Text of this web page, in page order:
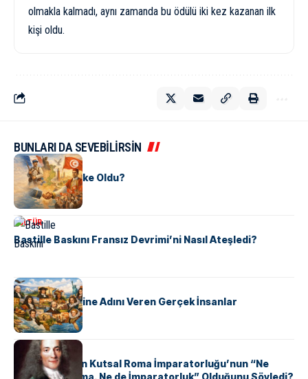
olmakla kalmadı, aynı zamanda bu ödülü iki kez kazanan ilk
kişi oldu.
BUNLARI DA SEVEBİLİRSİN
KÜLTÜR
Tunus Nasıl Ülke Oldu?
KÜLTÜR
Bastille Baskını Fransız Devrimi’ni Nasıl Ateşledi?
KÜLTÜR
ABD Eyaletlerine Adını Veren Gerçek İnsanlar
KÜLTÜR
Voltaire Neden Kutsal Roma İmparatorluğu’nun “Ne
Kutsal, Ne Roma, Ne de İmparatorluk” Olduğunu Söyledi?